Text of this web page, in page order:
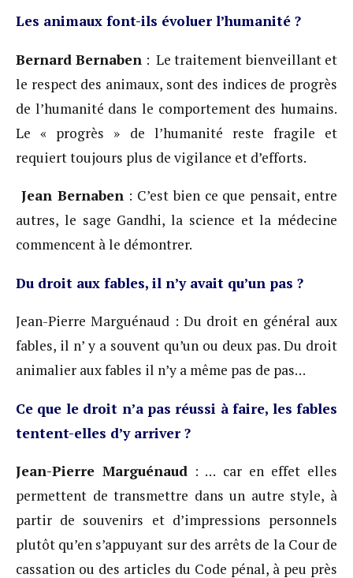
Les animaux font-ils évoluer l’humanité ?
Bernard Bernaben : Le traitement bienveillant et
le respect des animaux, sont des indices de progrès
de l’humanité dans le comportement des humains.
Le « progrès » de l’humanité reste fragile et
requiert toujours plus de vigilance et d’efforts.
Jean Bernaben : C’est bien ce que pensait, entre
autres, le sage Gandhi, la science et la médecine
commencent à le démontrer.
Du droit aux fables, il n’y avait qu’un pas ?
Jean-Pierre Marguénaud : Du droit en général aux
fables, il n’ y a souvent qu’un ou deux pas. Du droit
animalier aux fables il n’y a même pas de pas…
Ce que le droit n’a pas réussi à faire, les fables
tentent-elles d’y arriver ?
Jean-Pierre Marguénaud : … car en effet elles
permettent de transmettre dans un autre style, à
partir de souvenirs et d’impressions personnels
plutôt qu’en s’appuyant sur des arrêts de la Cour de
cassation ou des articles du Code pénal, à peu près